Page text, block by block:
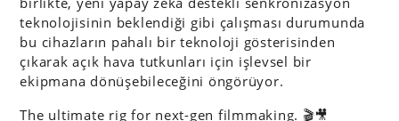
teknolojisinin beklendiği gibi çalışması durumunda
bu cihazların pahalı bir teknoloji gösterisinden
çıkarak açık hava tutkunları için işlevsel bir
ekipmana dönüşebileceğini öngörüyor.
The ultimate rig for next-gen filmmaking. 🎬🎥